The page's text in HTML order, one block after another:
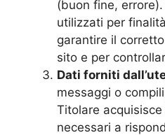
(buon fine,
utilizzati per
garantire il
sito e per
Dati forniti
messaggi o
Titolare
necessari a